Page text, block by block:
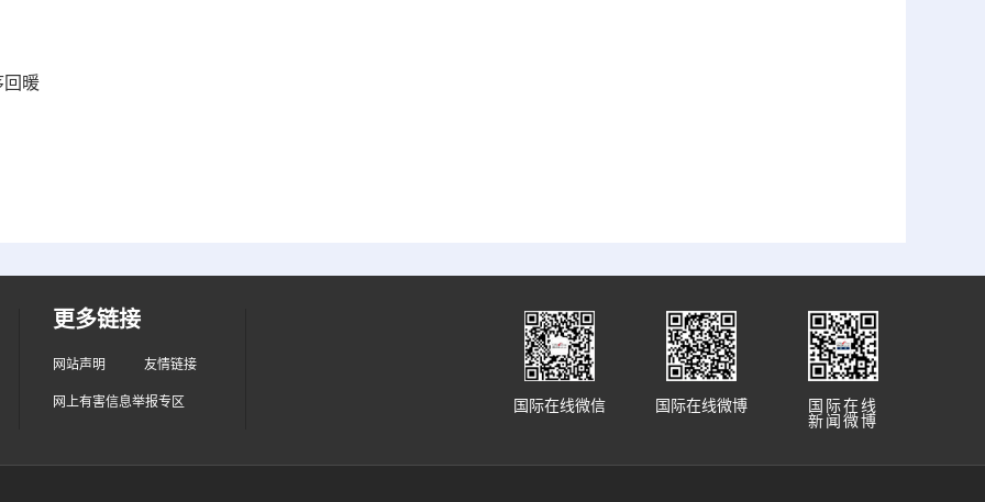
回暖
更多链接
网站声明 友情链接
网上有害信息举报专区
国际在线
新闻微博
国际在线微博
国际在线微信